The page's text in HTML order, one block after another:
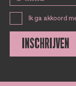
Ik ga akkoord
INSCHRIJVEN